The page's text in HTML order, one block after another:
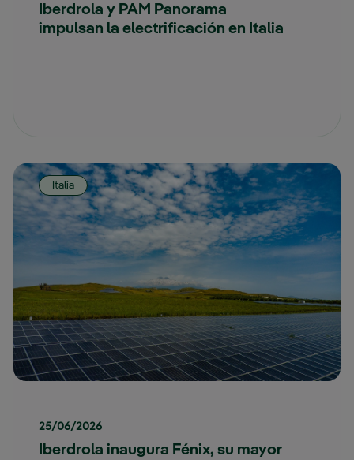
Iberdrola y PAM Panorama
impulsan la electrificación en Italia
Italia
25/06/2026
Iberdrola inaugura Fénix, su mayor